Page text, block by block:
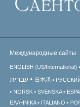
Международные сайты
ENGLISH (US/International)
עברית 日本語
NORSK
SVENSKA
ΕΛΛΗΝΙΚA
ITALIANO